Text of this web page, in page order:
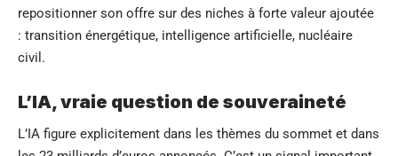
repositionner son offre sur des niches à forte valeur ajoutée
: transition énergétique, intelligence artificielle, nucléaire
civil.
L’IA, vraie question de souveraineté
L’IA figure explicitement dans les thèmes du sommet et dans